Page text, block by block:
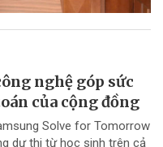
nghệ góp sức
của cộng đồng
Solve for Tomorrow
dự thi từ học sinh trên cả